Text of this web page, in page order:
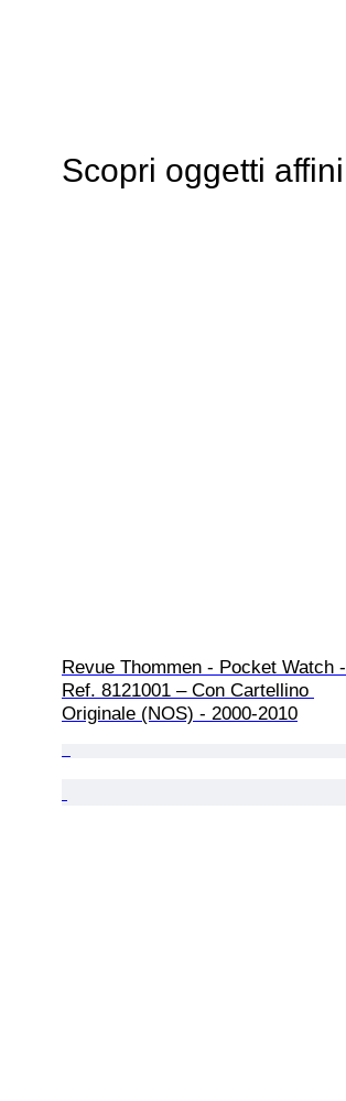
Scopri oggetti affini
Revue Thommen - Pocket Watch -
Ref. 8121001 – Con Cartellino
Originale (NOS) - 2000-2010